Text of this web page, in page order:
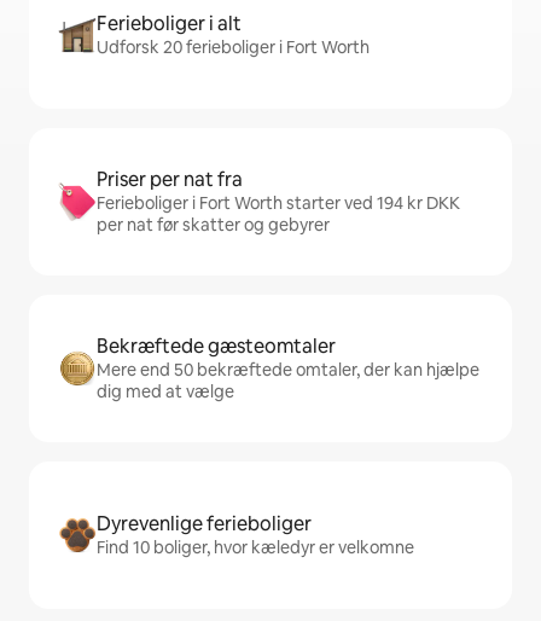
Ferieboliger i alt
Udforsk 20 ferieboliger i Fort Worth
Priser per nat fra
Ferieboliger i Fort Worth starter ved 194 kr DKK
per nat før skatter og gebyrer
Bekræftede gæsteomtaler
Mere end 50 bekræftede omtaler, der kan hjælpe
dig med at vælge
Dyrevenlige ferieboliger
Find 10 boliger, hvor kæledyr er velkomne